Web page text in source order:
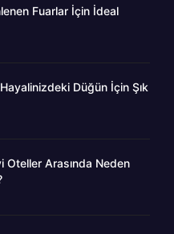
Fuarlar İçin İdeal
Düğün İçin Şık
Oteller Arasında Neden